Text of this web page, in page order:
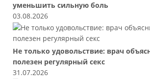
уменьшить сильную боль
03.08.2026
Не только удовольствие: врач
полезен регулярный секс
31.07.2026